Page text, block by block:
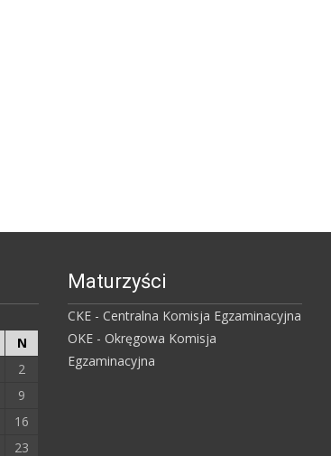
N
2
9
16
23
Maturzyści
CKE - Centralna Komisja Egzaminacyjna
OKE - Okręgowa Komisja
Egzaminacyjna